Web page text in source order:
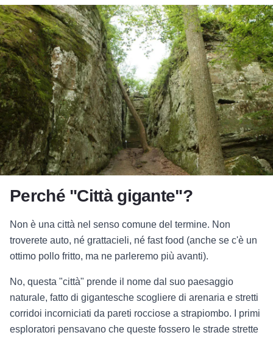
Perché "Città gigante"?
Non è una città nel senso comune del termine. Non
troverete auto, né grattacieli, né fast food (anche se c'è un
ottimo pollo fritto, ma ne parleremo più avanti).
No, questa "città" prende il nome dal suo paesaggio
naturale, fatto di gigantesche scogliere di arenaria e stretti
corridoi incorniciati da pareti rocciose a strapiombo. I primi
esploratori pensavano che queste fossero le strade strette